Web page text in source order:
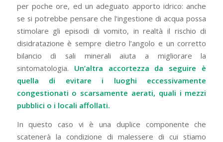
per poche ore, ed un adeguato apporto idrico: anche
se si potrebbe pensare che l’ingestione di acqua possa
stimolare gli episodi di vomito, in realtà il rischio di
disidratazione è sempre dietro l’angolo e un corretto
bilancio di sali minerali aiuta a migliorare la
sintomatologia. Un’altra accortezza da seguire è
quella di evitare i luoghi eccessivamente
congestionati o scarsamente aerati, quali i mezzi
pubblici o i locali affollati.
In questo caso vi è una duplice componente che
scatenerà la condizione di malessere di cui stiamo